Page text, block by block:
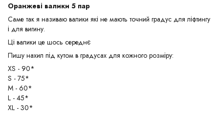
Оранжеві валики 5 пар
Саме так я називаю валики які не мають точний градус для ліфтингу
і для вигину.
Ці валики це шось середнє
Пишу нахил під кутом в градусах для кожного розміру:
XS - 90*
S - 75*
M - 60*
L - 45*
XL - 30*